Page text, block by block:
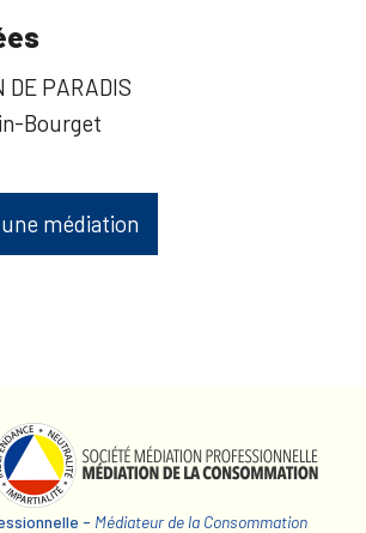
DE PARADIS
Bourget
médiation
- Médiateur de la Consommation